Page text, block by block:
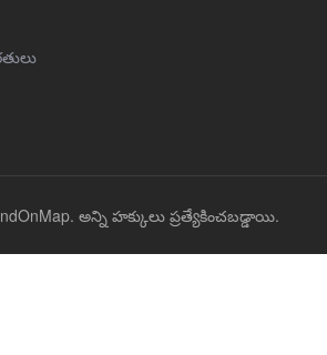
అన్ని హక్కులు ప్రత్యేకించబడ్డాయి.